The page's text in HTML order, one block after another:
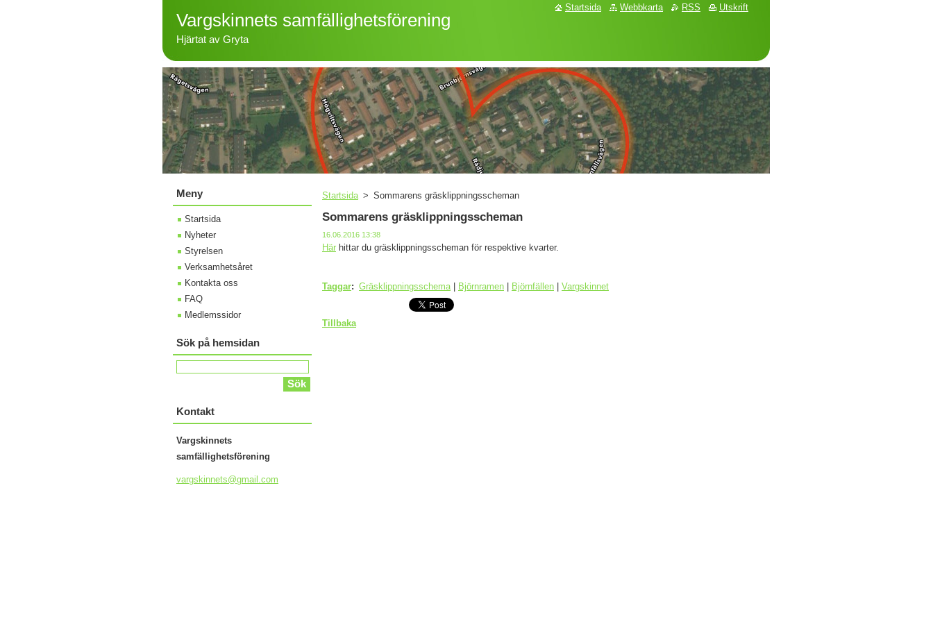
Vargskinnets samfällighetsförening
Hjärtat av Gryta
Startsida > Sommarens gräsklippningsscheman
Sommarens gräsklippningsscheman
16.06.2016 13:38
Här hittar du gräsklippningsscheman för respektive kvarter.
Taggar: Gräsklippningsschema Björnramen Björnfällen Vargskinnet
Tillbaka
Meny
Startsida
Nyheter
Styrelsen
Verksamhetsåret
Kontakta oss
FAQ
Medlemssidor
Sök på hemsidan
Kontakt
Vargskinnets
samfällighetsförening
vargskinnets@gmail.com
Startsida Webbkarta RSS Utskrift